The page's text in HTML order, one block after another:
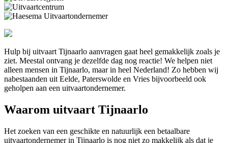
Hulp bij uitvaart Tijnaarlo aanvragen gaat heel gemakkelijk zoals je
ziet. Meestal ontvang je dezelfde dag nog reactie! We helpen niet
alleen mensen in Tijnaarlo, maar in heel Nederland! Zo hebben wij
nabestaanden uit Eelde, Paterswolde en Vries bijvoorbeeld ook
geholpen aan een uitvaartondernemer.
Waarom uitvaart Tijnaarlo
Het zoeken van een geschikte en natuurlijk een betaalbare
uitvaartondernemer in Tijnaarlo is nog niet zo makkelijk als dat je